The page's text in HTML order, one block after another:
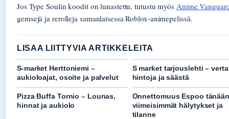
Jos Type Soulin koodit on lunastettu, tutustu myös Anime
gemsejä ja rerolleja samanlaisessa Roblox-animepelissä.
LISAA LIITTYVIA ARTIKKELEITA
S-market Herttoniemi –
aukioloajat, osoite ja palvelut
S market tarjouslehti –
hintoja ja säästä
Pizza Buffa Tornio – Lounas,
hinnat ja aukiolo
Onnettomuus Espoo
viimeisimmät hälytykset ja
tilanne